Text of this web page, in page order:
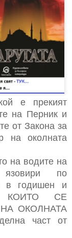
е прекият
на Перник и
от Закона за
на околната
на водите на
язовири по
в годишен и
КОИТО СЕ
ОКОЛНАТА
част от